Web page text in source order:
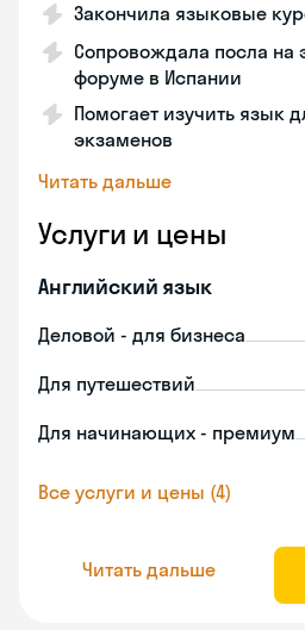
Закончила языковые
Сопровождала посла на
форуме в Испании
Помогает изучить язык
экзаменов
Читать дальше
Услуги и цены
Английский язык
Деловой - для бизнеса
Для путешествий
Для начинающих - премиум
Все услуги и цены (4)
Читать дальше